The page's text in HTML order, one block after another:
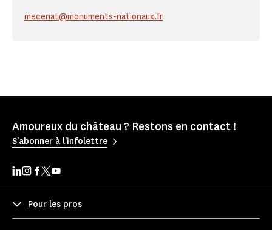
mecenat@monuments-nationaux.fr
Amoureux du château ? Restons en contact !
S'abonner à l'infolettre
Pour les pros